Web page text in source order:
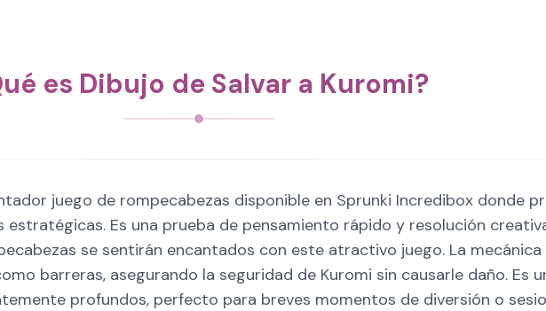
es Dibujo de Salvar a Kuromi?
juego de rompecabezas disponible en Sprunki Incredibox donde
estratégicas. Es una prueba de pensamiento rápido y resolución
se sentirán encantados con este atractivo juego. La
barreras, asegurando la seguridad de Kuromi sin causarle daño. Es
profundos, perfecto para breves momentos de diversión o